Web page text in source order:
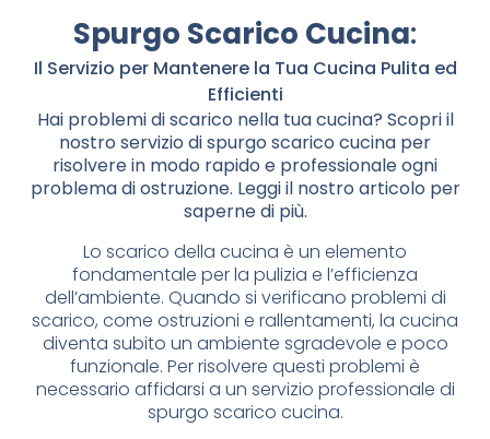
Spurgo Scarico Cucina:
Il Servizio per Mantenere la Tua Cucina Pulita ed
Efficienti
Hai problemi di scarico nella tua cucina? Scopri il
nostro servizio di spurgo scarico cucina per
risolvere in modo rapido e professionale ogni
problema di ostruzione. Leggi il nostro articolo per
saperne di più.
Lo scarico della cucina è un elemento
fondamentale per la pulizia e l’efficienza
dell’ambiente. Quando si verificano problemi di
scarico, come ostruzioni e rallentamenti, la cucina
diventa subito un ambiente sgradevole e poco
funzionale. Per risolvere questi problemi è
necessario affidarsi a un servizio professionale di
spurgo scarico cucina.